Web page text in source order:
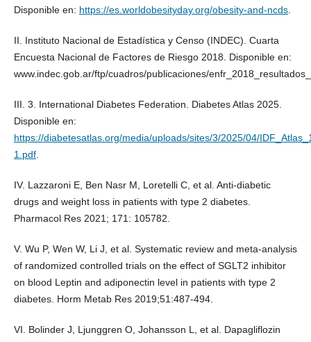
Disponible en: https://es.worldobesityday.org/obesity-and-ncds.
II. Instituto Nacional de Estadística y Censo (INDEC). Cuarta
Encuesta Nacional de Factores de Riesgo 2018. Disponible en:
www.indec.gob.ar/ftp/cuadros/publicaciones/
III. 3. International Diabetes Federation. Diabetes Atlas 2025.
Disponible en:
https://diabetesatlas.org/media/uploads/sites/3/2025/04/
1.pdf.
IV. Lazzaroni E, Ben Nasr M, Loretelli C, et al. Anti-diabetic
drugs and weight loss in patients with type 2 diabetes.
Pharmacol Res 2021; 171: 105782.
V. Wu P, Wen W, Li J, et al. Systematic review and meta-analysis
of randomized controlled trials on the effect of SGLT2 inhibitor
on blood Leptin and adiponectin level in patients with type 2
diabetes. Horm Metab Res 2019;51:487-494.
VI. Bolinder J, Ljunggren O, Johansson L, et al. Dapagliflozin